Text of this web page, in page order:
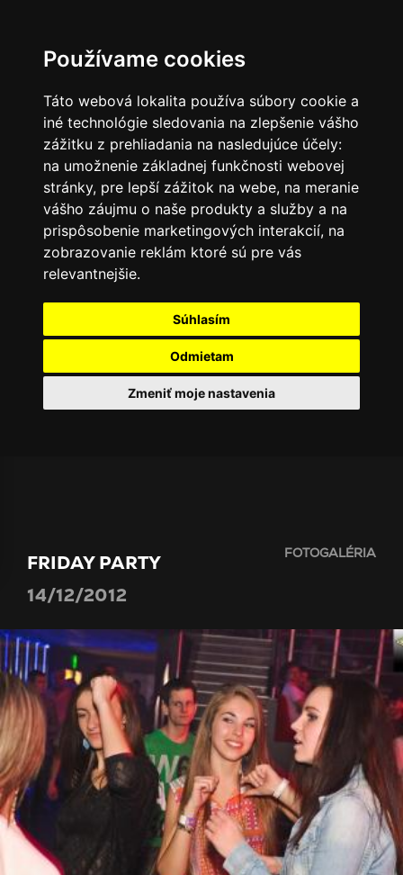
Používame cookies
Táto webová lokalita používa súbory cookie a
iné technológie sledovania na zlepšenie vášho
zážitku z prehliadania na nasledujúce účely:
na umožnenie základnej funkčnosti webovej
stránky, pre lepší zážitok na webe, na meranie
vášho záujmu o naše produkty a služby a na
prispôsobenie marketingových interakcií, na
zobrazovanie reklám ktoré sú pre vás
relevantnejšie.
Súhlasím
Odmietam
Zmeniť moje nastavenia
FRIDAY PARTY
14/12/2012
FOTOGALÉRIA